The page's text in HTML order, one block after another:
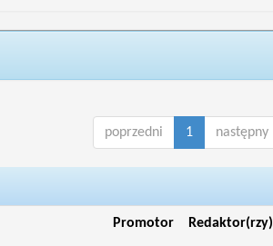
poprzedni 1 następny
Promotor Redaktor(rzy)